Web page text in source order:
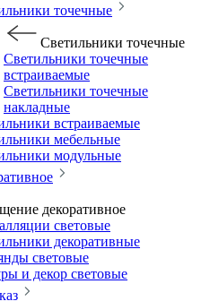
точечные
Светильники точечные
Светильники точечные
встраиваемые
Светильники точечные
накладные
встраиваемые
мебельные
модульные
декоративное
световые
декоративные
световые
и декор световые